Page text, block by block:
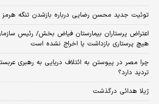
توئیت جدید محسن رضایی درباره بازشدن تنگه هرمز
اعتراض پرستاران بیمارستان فیاض بخش/ رئیس
هیچ پرستاری بازداشت یا اخراج نشده است
چرا مصر در پیوستن به ائتلاف دریایی به رهبری
تردید دارد؟
ژیلا هدائی درگذشت